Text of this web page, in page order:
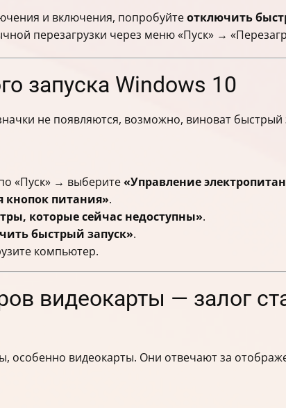
и включения, попробуйтеотключить
перезагрузки через меню «Пуск» →
запуска Windows 10
не появляются, возможно, виноват быстрый
«Пуск» → выберите«Управление
кнопок питания».
которые сейчас недоступны».
быстрый запуск».
компьютер.
видеокарты — залог
особенно видеокарты. Они отвечают за